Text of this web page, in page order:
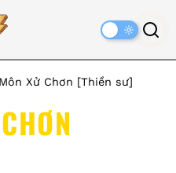
Xử Chơn [Thiền sư]